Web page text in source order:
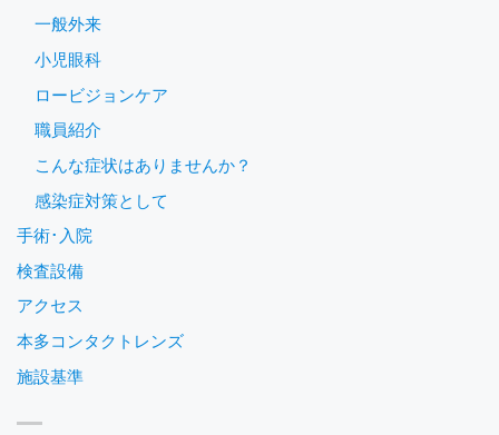
一般外来
小児眼科
ロービジョンケア
職員紹介
こんな症状はありませんか？
感染症対策として
手術･入院
検査設備
アクセス
本多コンタクトレンズ
施設基準